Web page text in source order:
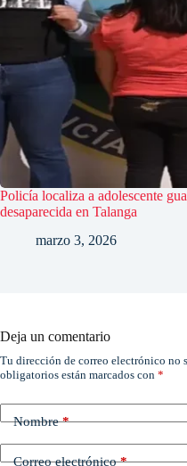
Policía localiza a adolescente
desaparecida en Talanga
marzo 3, 2026
Deja un comentario
Tu dirección de correo electrónico no
obligatorios están marcados con *
Nombre*
Correo electrónico*